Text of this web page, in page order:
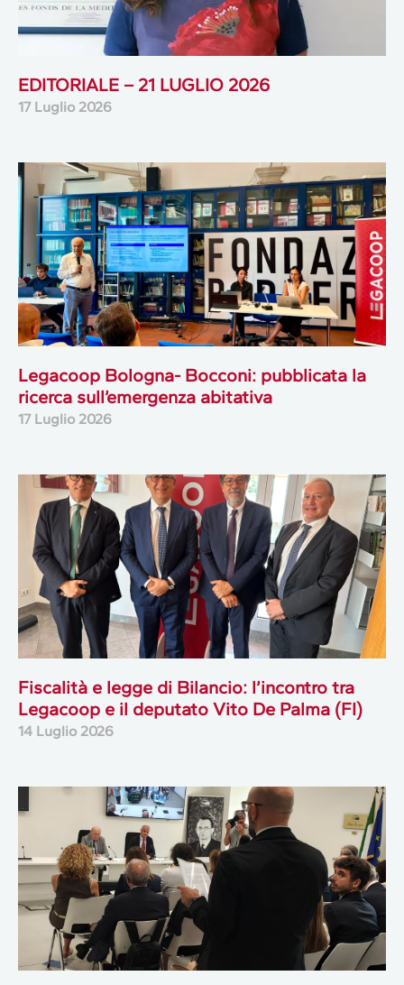
EDITORIALE – 21 LUGLIO 2026
17 Luglio 2026
Legacoop Bologna- Bocconi: pubblicata la
ricerca sull’emergenza abitativa
17 Luglio 2026
Fiscalità e legge di Bilancio: l’incontro tra
Legacoop e il deputato Vito De Palma (FI)
14 Luglio 2026